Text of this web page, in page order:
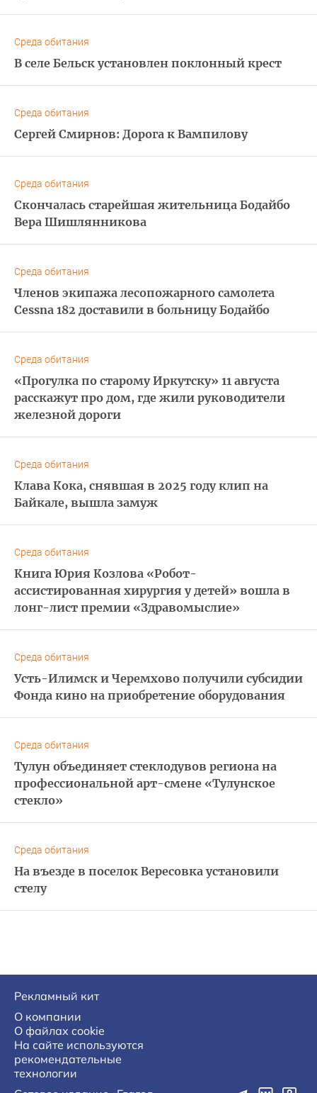
Среда обитания
В селе Бельск установлен поклонный крест
Среда обитания
Сергей Смирнов: Дорога к Вампилову
Среда обитания
Скончалась старейшая жительница Бодайбо
Вера Шишлянникова
Среда обитания
Членов экипажа лесопожарного самолета
Cessna 182 доставили в больницу Бодайбо
Среда обитания
«Прогулка по старому Иркутску» 11 августа
расскажут про дом, где жили руководители
железной дороги
Среда обитания
Клава Кока, снявшая в 2025 году клип на
Байкале, вышла замуж
Среда обитания
Книга Юрия Козлова «Робот-
ассистированная хирургия у детей» вошла в
лонг-лист премии «Здравомыслие»
Среда обитания
Усть-Илимск и Черемхово получили субсидии
Фонда кино на приобретение оборудования
Среда обитания
Тулун объединяет стеклодувов региона на
профессиональной арт-смене «Тулунское
стекло»
Среда обитания
На въезде в поселок Вересовка установили
стелу
Рекламный кит
О компании
О файлах cookie
На сайте используются
рекомендательные
технологии